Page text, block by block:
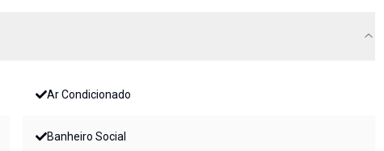
Ar Condicionado
Banheiro Social